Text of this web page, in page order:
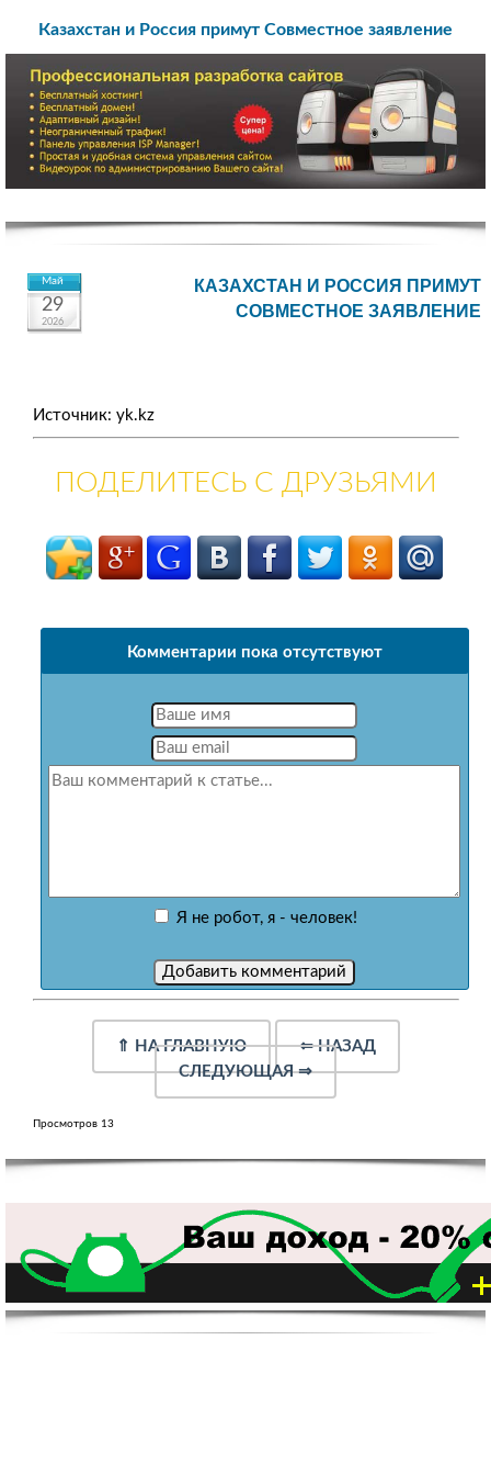
Казахстан и Россия примут Совместное заявление
Май
29
2026
КАЗАХСТАН И РОССИЯ ПРИМУТ
СОВМЕСТНОЕ ЗАЯВЛЕНИЕ
Источник: yk.kz
ПОДЕЛИТЕСЬ С ДРУЗЬЯМИ
Комментарии пока отсутствуют
Я не робот, я - человек!
⇑ НА ГЛАВНУЮ ⇐НАЗАД
СЛЕДУЮЩАЯ⇒
Просмотров 13